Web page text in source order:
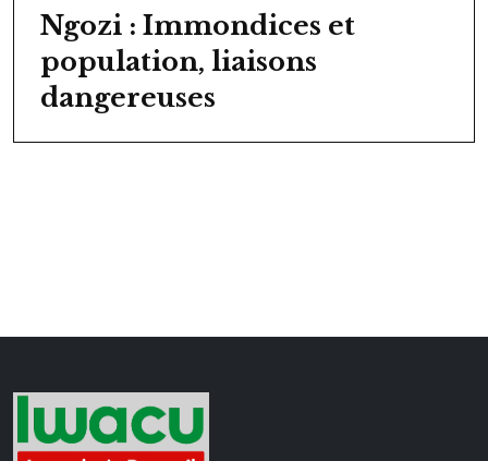
Ngozi : Immondices et
population, liaisons
dangereuses